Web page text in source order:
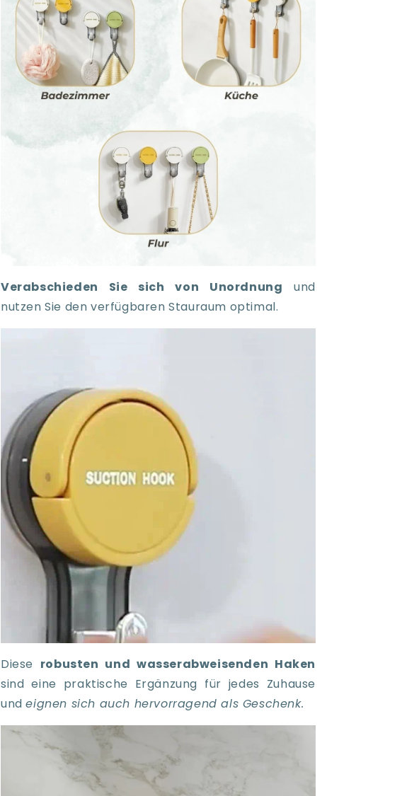
Verabschieden Sie sich von Unordnung und
nutzen Sie den verfügbaren Stauraum optimal.
Diese robusten und wasserabweisenden Haken
sind eine praktische Ergänzung für jedes Zuhause
undeignen sich auch hervorragend als Geschenk.